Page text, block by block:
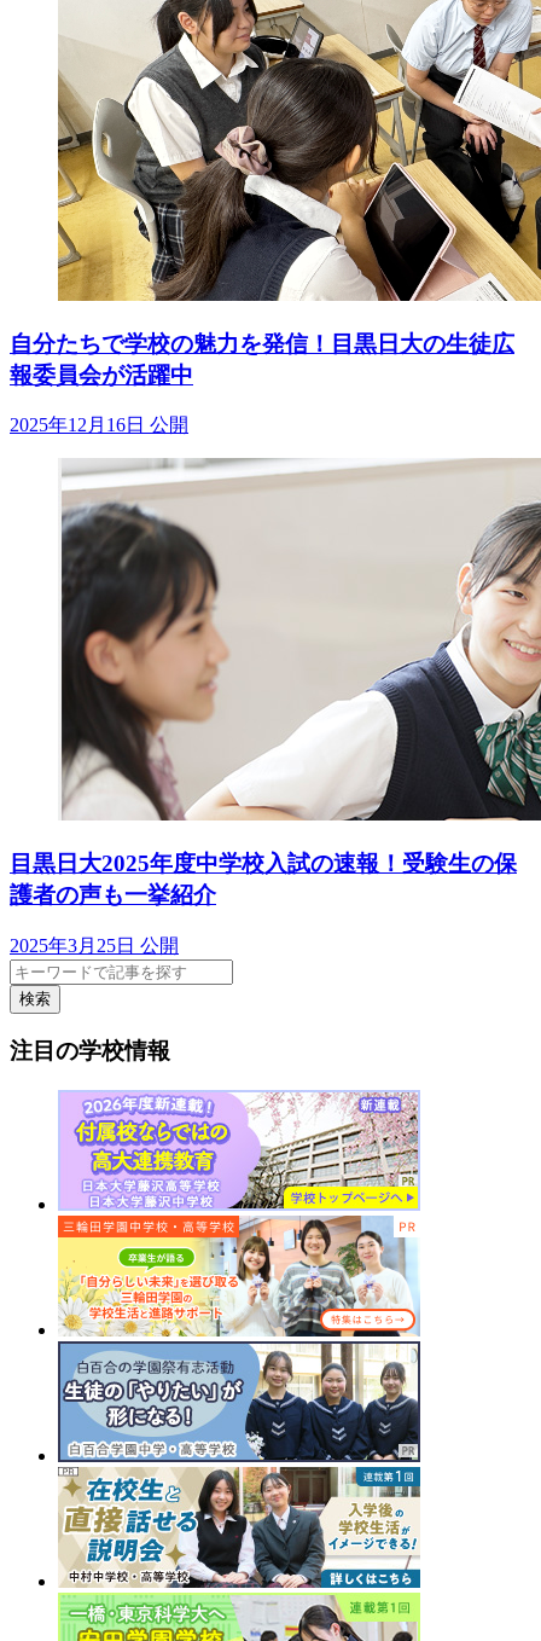
自分たちで学校の魅力を発信！目黒日大の生徒広
報委員会が活躍中
2025年12月16日 公開
目黒日大2025年度中学校入試の速報！受験生の保
護者の声も一挙紹介
2025年3月25日 公開
検索
注目の学校情報